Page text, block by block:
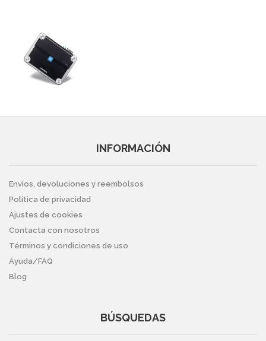
INFORMACIÓN
Envíos, devoluciones y reembolsos
Política de privacidad
Ajustes de cookies
Contacta con nosotros
Términos y condiciones de uso
Ayuda/FAQ
Blog
BÚSQUEDAS